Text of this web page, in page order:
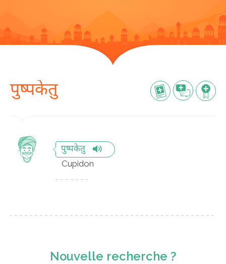
पुष्पकेतु
पुष्पकेतु
Cupidon
Nouvelle recherche ?